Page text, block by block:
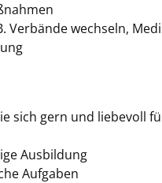
Verbände wechseln,
sich gern und liebevoll
Ausbildung
Aufgaben